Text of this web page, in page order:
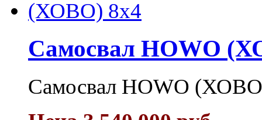
Самосвал HOWO
Самосвал HOWO